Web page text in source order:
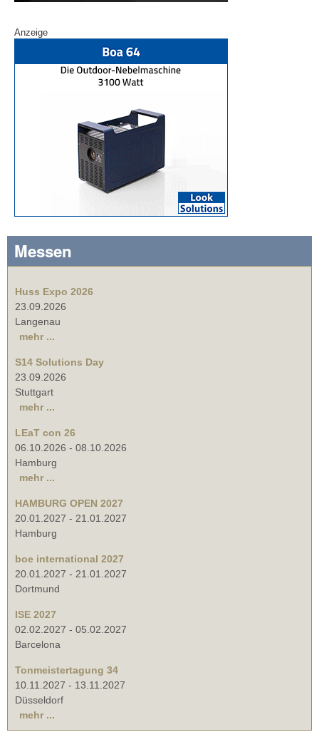
Anzeige
Messen
Huss Expo 2026
23.09.2026
Langenau
mehr ...
S14 Solutions Day
23.09.2026
Stuttgart
mehr ...
LEaT con 26
06.10.2026 - 08.10.2026
Hamburg
mehr ...
HAMBURG OPEN 2027
20.01.2027 - 21.01.2027
Hamburg
boe international 2027
20.01.2027 - 21.01.2027
Dortmund
ISE 2027
02.02.2027 - 05.02.2027
Barcelona
Tonmeistertagung 34
10.11.2027 - 13.11.2027
Düsseldorf
mehr ...